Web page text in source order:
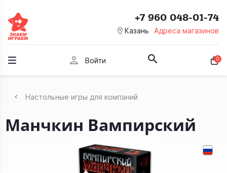
room Казань Адреса магазинов
+7 960 048-01-74
person Войти 0
Настольные игры для компаний
Манчкин Вампирский